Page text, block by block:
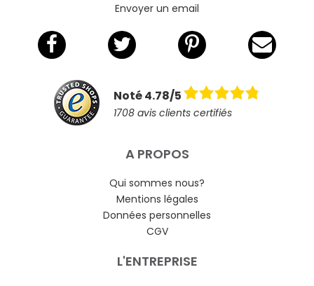
Envoyer un email
Noté 4.78/5
1708 avis clients certifiés
A PROPOS
Qui sommes nous?
Mentions légales
Données personnelles
CGV
L'ENTREPRISE